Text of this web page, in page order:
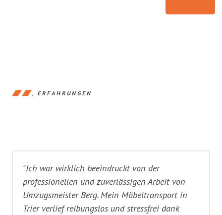
ERFAHRUNGEN
"Ich war wirklich beeindruckt von der
professionellen und zuverlässigen Arbeit von
Umzugsmeister Berg. Mein Möbeltransport in
Trier verlief reibungslos und stressfrei dank